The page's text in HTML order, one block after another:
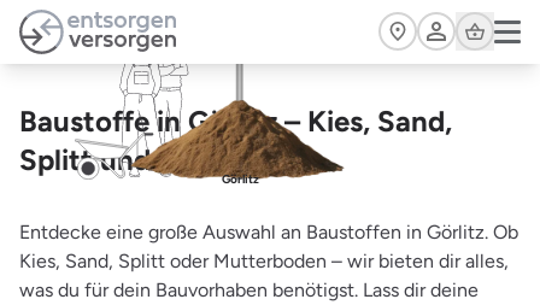
Zum Hauptinhalt springen
Cart
Baustoffe in Görlitz – Kies, Sand,
Splitt und mehr
Görlitz
Entdecke eine große Auswahl an Baustoffen in Görlitz. Ob
Kies, Sand, Splitt oder Mutterboden – wir bieten dir alles,
was du für dein Bauvorhaben benötigst. Lass dir deine